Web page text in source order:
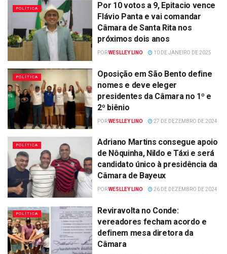
POLÍTICA
Por 10 votos a 9, Epitacio vence
Flávio Panta e vai comandar
Câmara de Santa Rita nos
próximos dois anos
PORWESLLEY LINO 10 DE JANEIRO DE 2025
POLÍTICA
Oposição em São Bento define
nomes e deve eleger
presidentes da Câmara no 1º e
2º biênio
PORWESLLEY LINO 27 DE DEZEMBRO DE 2024
POLÍTICA
Adriano Martins consegue apoio
de Nôquinha, Nildo e Táxi e será
candidato único à presidência da
Câmara de Bayeux
PORWESLLEY LINO 26 DE DEZEMBRO DE 2024
POLÍTICA
Reviravolta no Conde:
vereadores fecham acordo e
definem mesa diretora da
Câmara